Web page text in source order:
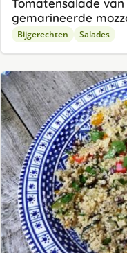
Tomatensalade
gemarineerde
Bijgerechten Salades